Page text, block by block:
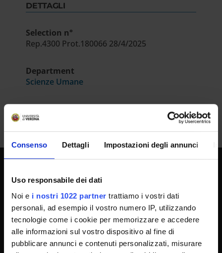
Consenso Dettagli Impostazioni degli annunci
Uso responsabile dei dati
Noi e i nostri 1022 partner trattiamo i vostri dati
personali, ad esempio il vostro numero IP, utilizzando
tecnologie come i cookie per memorizzare e accedere
alle informazioni sul vostro dispositivo al fine di
pubblicare annunci e contenuti personalizzati, misurare
DETTAGLI
Selection n°
Rep.4300 Prot.180066 28/4/2025
Department
Scienze Umane
UNIVERSITY SERVICES
Transparency
Official University Register
Job vacancies